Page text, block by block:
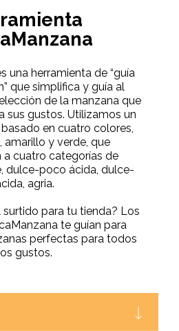
una herramienta de “guía
que simplifica y guía al
de la manzana que
sus gustos. Utilizamos un
en cuatro colores,
amarillo y verde, que
a cuatro categorías de
dulce-poco ácida, dulce-
agria.
surtido para tu tienda? Los
te guían para
perfectas para todos
gustos.